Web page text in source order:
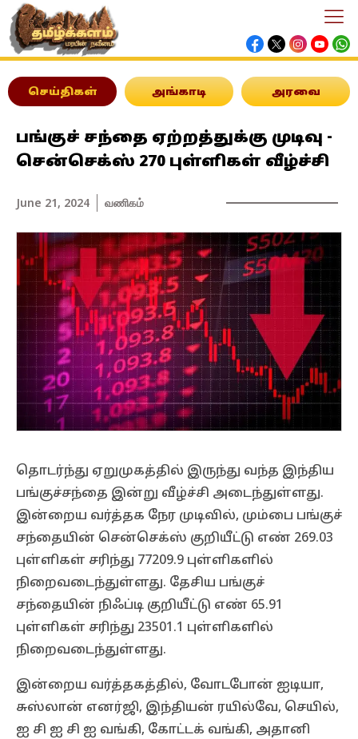
செய்திகள் அங்காடி அரவை
பங்குச் சந்தை ஏற்றத்துக்கு முடிவு -
சென்செக்ஸ் 270 புள்ளிகள் வீழ்ச்சி
June 21, 2024 வணிகம்
தொடர்ந்து ஏறுமுகத்தில் இருந்து வந்த இந்திய
பங்குச்சந்தை இன்று வீழ்ச்சி அடைந்துள்ளது.
இன்றைய வர்த்தக நேர முடிவில், மும்பை பங்குச்
சந்தையின் சென்செக்ஸ் குறியீட்டு எண் 269.03
புள்ளிகள் சரிந்து 77209.9 புள்ளிகளில்
நிறைவடைந்துள்ளது. தேசிய பங்குச்
சந்தையின் நிஃப்டி குறியீட்டு எண் 65.91
புள்ளிகள் சரிந்து 23501.1 புள்ளிகளில்
நிறைவடைந்துள்ளது.
இன்றைய வர்த்தகத்தில், வோடபோன் ஐடியா,
சுஸ்லான் எனர்ஜி, இந்தியன் ரயில்வே, செயில்,
ஐ சி ஐ சி ஐ வங்கி, கோட்டக் வங்கி, அதானி